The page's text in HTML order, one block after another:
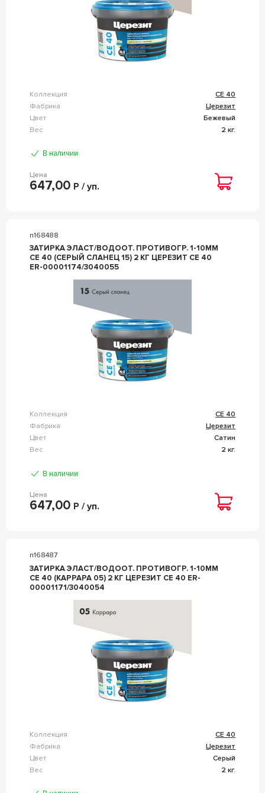
Коллекция
CE 40
Фабрика
Церезит
Цвет
Бежевый
Вес
2 кг.
В наличии
Цена
647,00 Р / уп.
n168488
ЗАТИРКА ЭЛАСТ/ВОДООТ. ПРОТИВОГР. 1-10ММ
СЕ 40 (СЕРЫЙ СЛАНЕЦ 15) 2 КГ ЦЕРЕЗИТ CE 40
ER-00001174/3040055
Коллекция
CE 40
Фабрика
Церезит
Цвет
Сатин
Вес
2 кг.
В наличии
Цена
647,00 Р / уп.
n168487
ЗАТИРКА ЭЛАСТ/ВОДООТ. ПРОТИВОГР. 1-10ММ
СЕ 40 (КАРРАРА 05) 2 КГ ЦЕРЕЗИТ CE 40 ER-
00001171/3040054
Коллекция
CE 40
Фабрика
Церезит
Цвет
Серый
Вес
2 кг.